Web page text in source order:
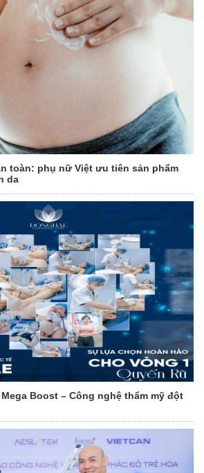
toàn: phụ nữ Việt ưu tiên sản phẩm
da
Boost – Công nghệ thẩm mỹ đột